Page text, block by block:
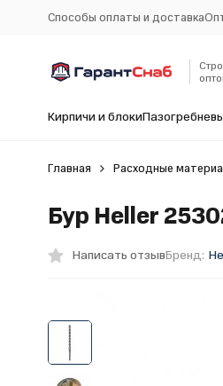
Способы оплаты и доставка
Кирпичи и блоки
Главная Расходные
Бур Heller
Написать отзывБренд: